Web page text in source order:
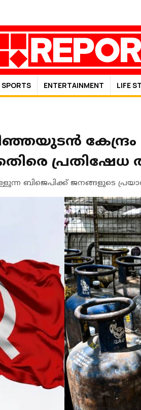
SPORTS ENTERTAINMENT LIFE
കേന്ദ്രം
ബിജെപിക്ക് ജനങ്ങളുടെ പ്രയാസം